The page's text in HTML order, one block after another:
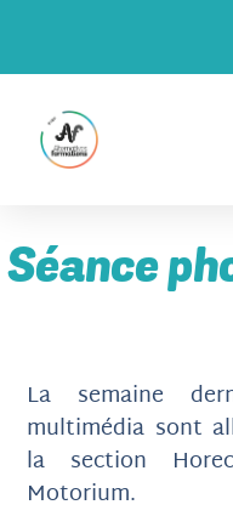
Séance
La semaine
multimédia sont
la section
Motorium.